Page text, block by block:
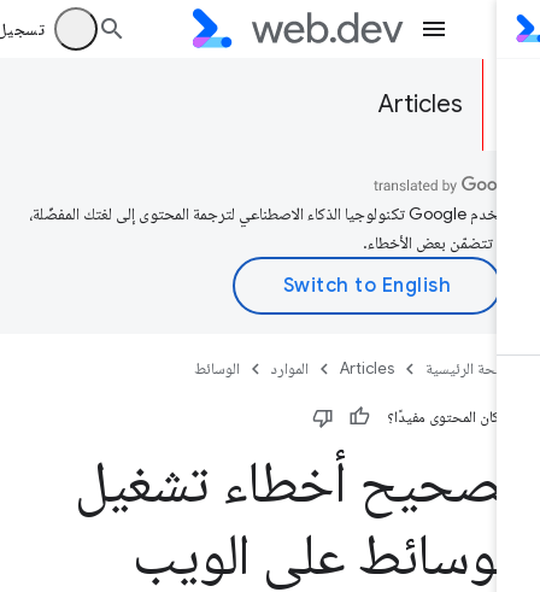
تسجيل
Articles
تستخدم Google تكنولوجيا الذكاء الاصطناعي لترجمة المحتوى إلى لغتك المفضّلة،
تتضمّن بعض الأخطاء.
الرئيسية Articles الموارد الوسائط
كان المحتوى مفيدًا؟
أخطاء تشغيل
على الويب